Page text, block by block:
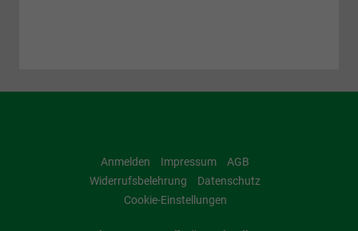
Anmelden Impressum
AGB
Widerrufsbelehrung
Datenschutz
Cookie-Einstellungen